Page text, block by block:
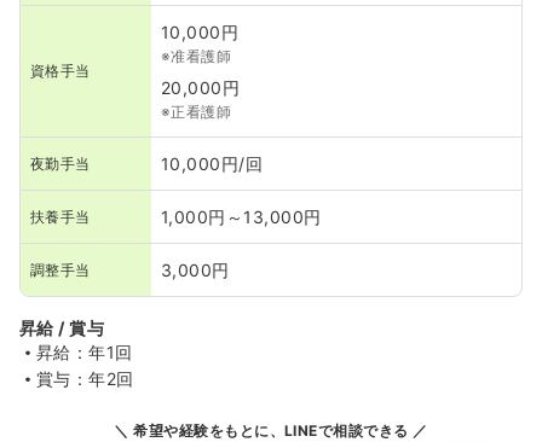
資格手当
10,000円
※准看護師
20,000円
※正看護師
夜勤手当 10,000円/回
扶養手当 1,000円～13,000円
調整手当 3,000円
昇給 / 賞与
昇給：年1回
賞与：年2回
希望や経験をもとに、LINEで相談できる